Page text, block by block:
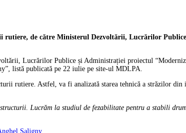
rutiere, de către Ministerul Dezvoltării, Lucrărilor
Lucrărilor Publice și Administrației proiectul
listă publicată pe 22 iulie pe site-ul MDLPA.
rutiere. Astfel, va fi analizată starea tehnică a străzilor
Lucrăm la studiul de fezabilitate pentru a stabili
Saligny